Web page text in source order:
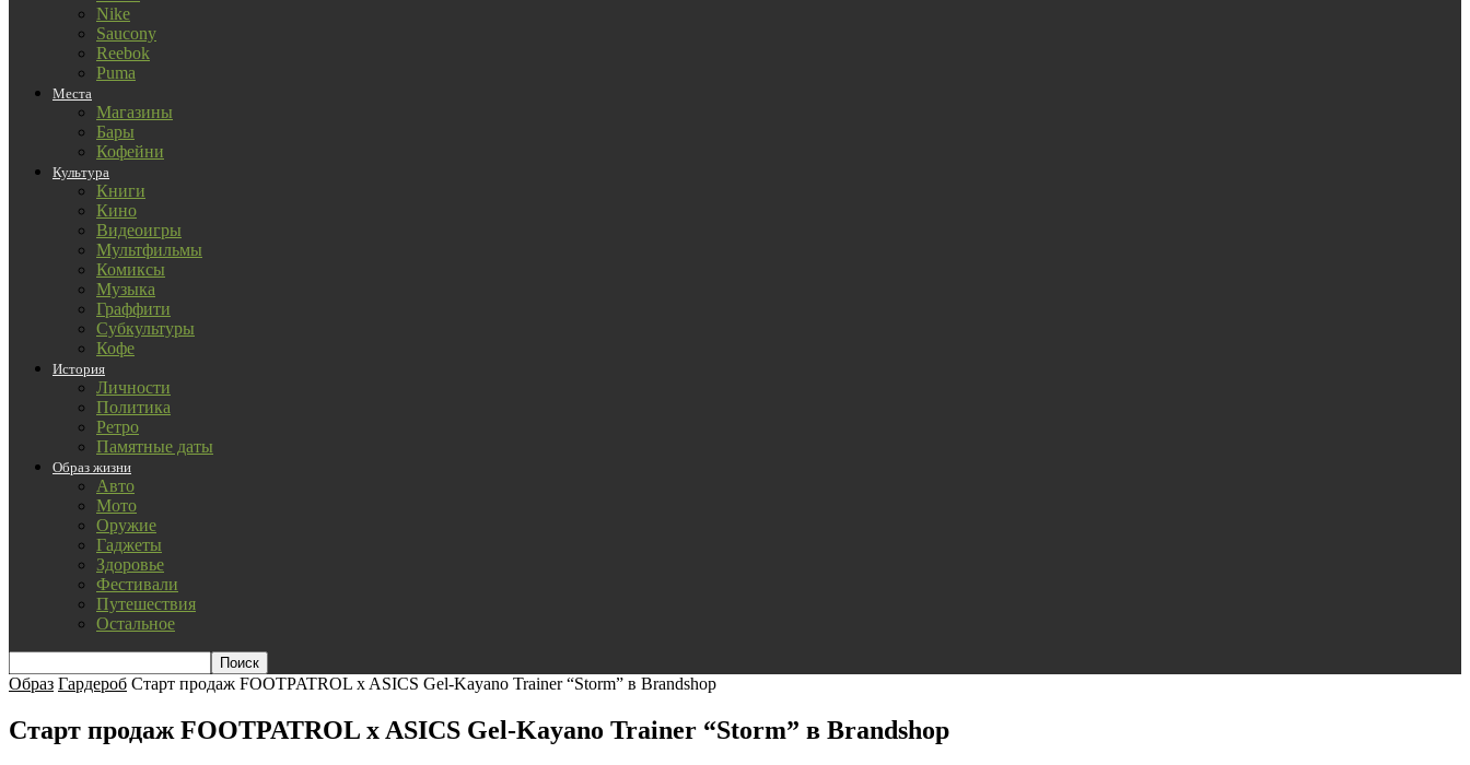
Nike
Saucony
Reebok
Puma
Места
Магазины
Бары
Кофейни
Культура
Книги
Кино
Видеоигры
Мультфильмы
Комиксы
Музыка
Граффити
Субкультуры
Кофе
История
Личности
Политика
Ретро
Памятные даты
Образ жизни
Авто
Мото
Оружие
Гаджеты
Здоровье
Фестивали
Путешествия
Остальное
Образ Гардероб Старт продаж FOOTPATROL x ASICS Gel-Kayano Trainer “Storm” в Brandshop
Старт продаж FOOTPATROL x ASICS Gel-Kayano Trainer “Storm” в Brandshop